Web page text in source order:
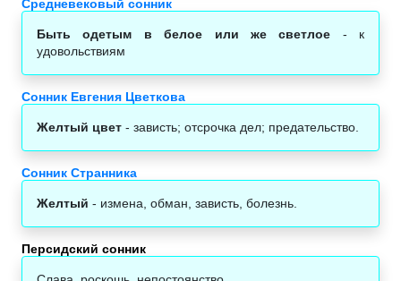
Средневековый сонник
Быть одетым в белое или же светлое - к
удовольствиям
Сонник Евгения Цветкова
Желтый цвет - зависть; отсрочка дел; предательство.
Сонник Странника
Желтый - измена, обман, зависть, болезнь.
Персидский сонник‎